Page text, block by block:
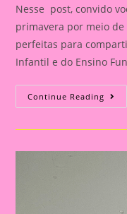
Nesse post, convido
primavera por meio
perfeitas para
Infantil e do Ensino
Continue Reading
O